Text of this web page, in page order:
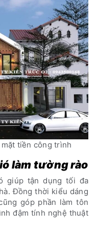
tiền công trình
làm tường rào
giúp tận dụng tối đa
Đồng thời kiểu dáng
góp phần làm tôn
đậm tính nghệ thuật